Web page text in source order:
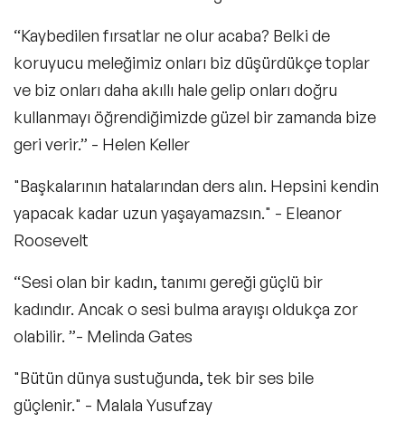
“Kaybedilen fırsatlar ne olur acaba? Belki de
koruyucu meleğimiz onları biz düşürdükçe toplar
ve biz onları daha akıllı hale gelip onları doğru
kullanmayı öğrendiğimizde güzel bir zamanda bize
geri verir.” - Helen Keller
"Başkalarının hatalarından ders alın. Hepsini kendin
yapacak kadar uzun yaşayamazsın." - Eleanor
Roosevelt
“Sesi olan bir kadın, tanımı gereği güçlü bir
kadındır. Ancak o sesi bulma arayışı oldukça zor
olabilir. ”- Melinda Gates
"Bütün dünya sustuğunda, tek bir ses bile
güçlenir." - Malala Yusufzay